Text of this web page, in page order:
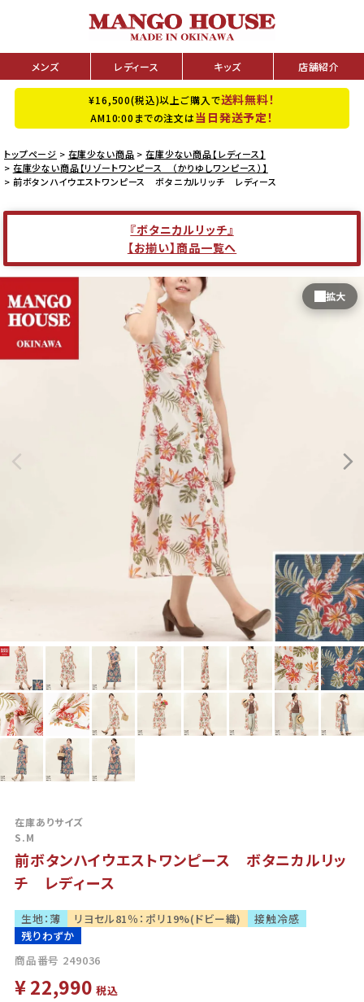
メンズ レディース キッズ 店舗紹介
¥16,500(税込)以上ご購入で送料無料！
AM10:00までの注文は当日発送予定！
トップページ 在庫少ない商品
在庫少ない商品【レディース】
在庫少ない商品【リゾートワンピース （かりゆしワンピース）】
前ボタンハイウエストワンピース ボタニカルリッチ レディース
『ボタニカルリッチ』
【お揃い】商品一覧へ
在庫ありサイズ
S.M
前ボタンハイウエストワンピース ボタニカルリッ
チ レディース
生地：薄 リヨセル81％：ポリ19%(ドビー織)
接触冷感
残りわずか
商品番号 249036
¥22,990 税込